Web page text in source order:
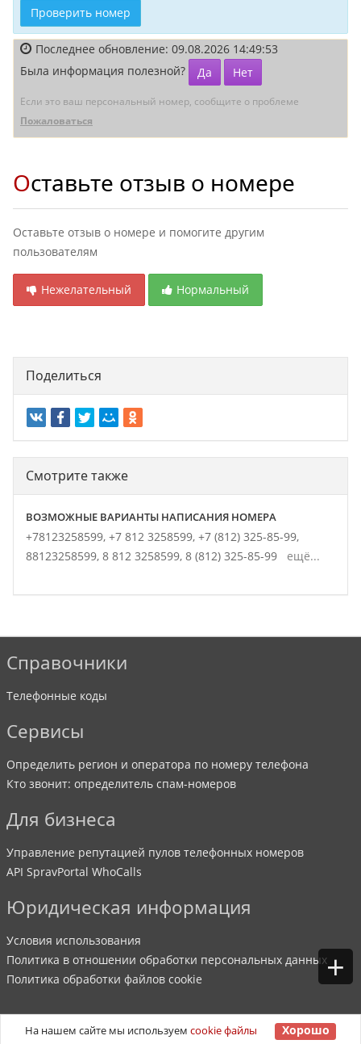
Проверить номер
Последнее обновление: 09.08.2026 14:49:53
Была информация полезной?
Да Нет
Если это ваш персональный номер, сообщите о проблеме
Пожаловаться
Оставьте отзыв о номере
Оставьте отзыв о номере и помогите другим
пользователям
Нежелательный Нормальный
+
Поделиться
Смотрите также
ВОЗМОЖНЫЕ ВАРИАНТЫ НАПИСАНИЯ НОМЕРА
+78123258599, +7 812 3258599, +7 (812) 325-85-99,
88123258599, 8 812 3258599, 8 (812) 325-85-99 ещё...
Справочники
Телефонные коды
Сервисы
Определить регион и оператора по номеру телефона
Кто звонит: определитель спам-номеров
Для бизнеса
Управление репутацией пулов телефонных номеров
API SpravPortal WhoCalls
Юридическая информация
Условия использования
Политика в отношении обработки персональных данных
Политика обработки файлов cookie
©2007-2026 SpravPortal. Все права защищены.
На нашем сайте мы используемcookie файлы Хорошо